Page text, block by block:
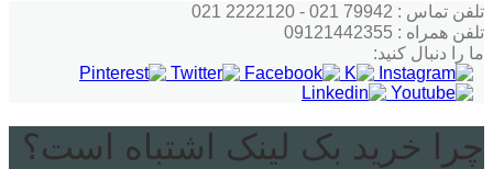
تلفن تماس : 79942 021 - 2222120 021
تلفن همراه : 09121442355
ما را دنبال کنید:
چرا خرید بک لینک اشتباه است؟